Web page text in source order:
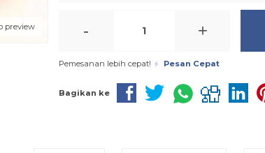
preview - +
Pemesanan lebih cepat! Pesan Cepat
Bagikan ke